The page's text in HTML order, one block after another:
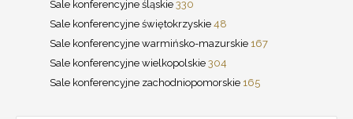
Sale konferencyjne śląskie 330
Sale konferencyjne świętokrzyskie 48
Sale konferencyjne warmińsko-mazurskie 167
Sale konferencyjne wielkopolskie 304
Sale konferencyjne zachodniopomorskie 165